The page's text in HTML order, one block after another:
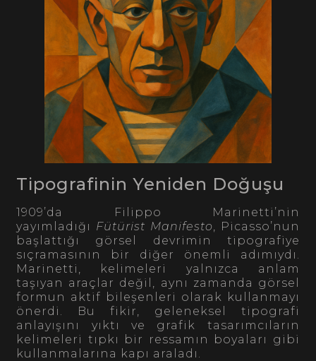
Tipografinin Yeniden Doğuşu
1909’da Filippo Marinetti’nin
yayımladığı Fütürist Manifesto, Picasso’nun
başlattığı görsel devrimin tipografiye
sıçramasının bir diğer önemli adımıydı.
Marinetti, kelimeleri yalnızca anlam
taşıyan araçlar değil, aynı zamanda görsel
formun aktif bileşenleri olarak kullanmayı
önerdi. Bu fikir, geleneksel tipografi
anlayışını yıktı ve grafik tasarımcıların
kelimeleri tıpkı bir ressamın boyaları gibi
kullanmalarına kapı araladı.